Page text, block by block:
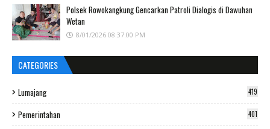
Polsek Rowokangkung Gencarkan Patroli Dialogis di Dawuhan
Wetan
8/01/2026 08:37:00 PM
CATEGORIES
Lumajang 419
Pemerintahan 401